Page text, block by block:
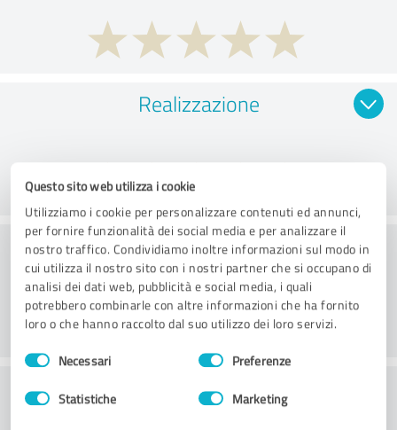
Questo sito web utilizza i cookie
Utilizziamo i cookie per personalizzare contenuti ed annunci,
per fornire funzionalità dei social media e per analizzare il
nostro traffico. Condividiamo inoltre informazioni sul modo in
cui utilizza il nostro sito con i nostri partner che si occupano di
analisi dei dati web, pubblicità e social media, i quali
potrebbero combinarle con altre informazioni che ha fornito
loro o che hanno raccolto dal suo utilizzo dei loro servizi.
Selezione
del
Necessari Preferenze
Statistiche Marketing
Realizzazione
Consulenza
Servizio clienti